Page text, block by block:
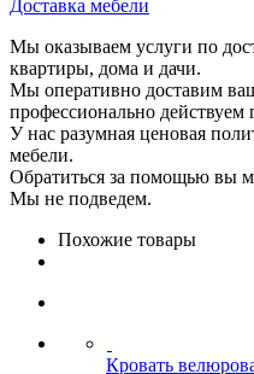
Доставка мебели
Мы оказываем услуги по
квартиры, дома и дачи.
Мы оперативно доставим
профессионально действуем
У нас разумная ценовая
мебели.
Обратиться за помощью вы
Мы не подведем.
Похожие товары
Кровать